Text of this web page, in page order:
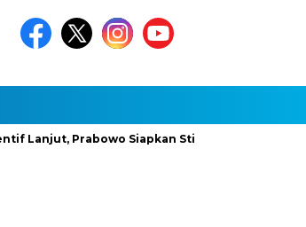
Prabowo Siapkan Stimulus Baru